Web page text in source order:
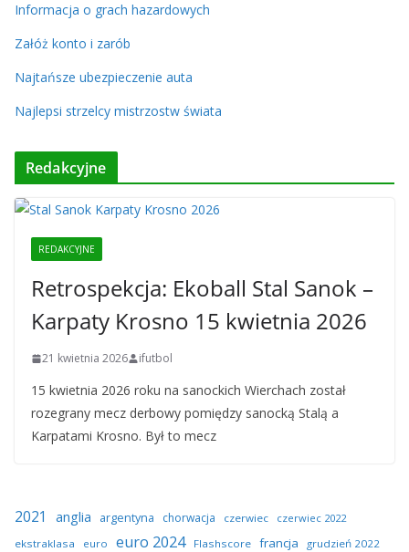
Informacja o grach hazardowych
Załóż konto i zarób
Najtańsze ubezpieczenie auta
Najlepsi strzelcy mistrzostw świata
Redakcyjne
REDAKCYJNE
Retrospekcja: Ekoball Stal Sanok –
Karpaty Krosno 15 kwietnia 2026
21 kwietnia 2026 ifutbol
15 kwietnia 2026 roku na sanockich Wierchach został
rozegrany mecz derbowy pomiędzy sanocką Stalą a
Karpatami Krosno. Był to mecz
2021 anglia argentyna chorwacja czerwiec
czerwiec 2022
ekstraklasa
euro euro 2024 Flashscore francja grudzień 2022